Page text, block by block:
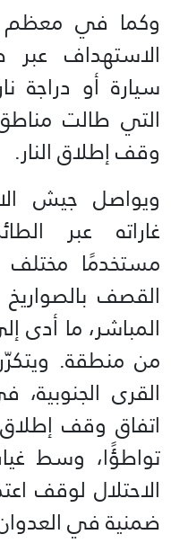
وكما في معظم
الاستهداف
سيارة أو دراجة
التي طالت
وقف إطلاق النار.
ويواصل جيش
غاراته عبر
مستخدمًا مختلف
القصف بالصواريخ
المباشر، ما
من منطقة.
القرى
اتفاق وقف إطلاق
تواطؤًا، وسط
الاحتلال لوقف
ضمنية في